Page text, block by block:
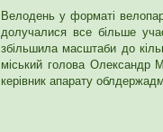
Велодень у форматі
долучалися все більше
збільшила масштаби до
міський голова Олександр
керівник апарату